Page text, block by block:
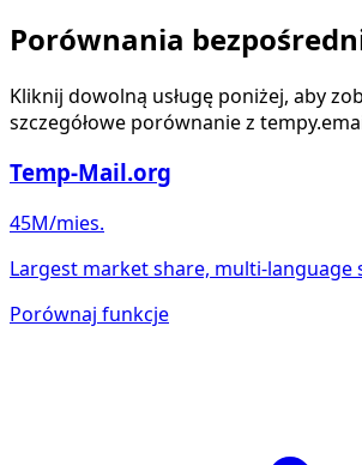
Porównania
Kliknij dowolną usługę poniżej, aby
szczegółowe porównanie z
Temp-Mail.org
45M/mies.
Largest market share, multi-language
Porównaj funkcje